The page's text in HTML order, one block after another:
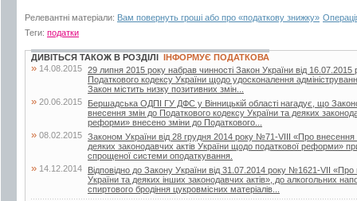
Релевантні матеріали: Вам повернуть гроші або про «податкову знижку»
Теги: податки
ДИВІТЬСЯ ТАКОЖ В РОЗДІЛІ ІНФОРМУЄ ПОДАТКОВА
» 14.08.2015 29 липня 2015 року набрав чинності Закон України від
Податкового кодексу України щодо удосконалення
Закон містить низку позитивних змін...
» 20.06.2015
Бершадська ОДПІ ГУ ДФС у Вінницькій області нагадує, що
внесення змін до Податкового кодексу України та деяких
реформи» внесено зміни до Податкового...
» 08.02.2015 Законом України від 28 грудня 2014 року №71-VIII «Про внесення
деяких законодавчих актів України щодо податкової реформи»
спрощеної системи оподаткування.
» 14.12.2014
Відповідно до Закону України від 31.07.2014 року №1621-VII
України та деяких інших законодавчих актів», до алкогольних
спиртового бродіння цукровмісних матеріалів...